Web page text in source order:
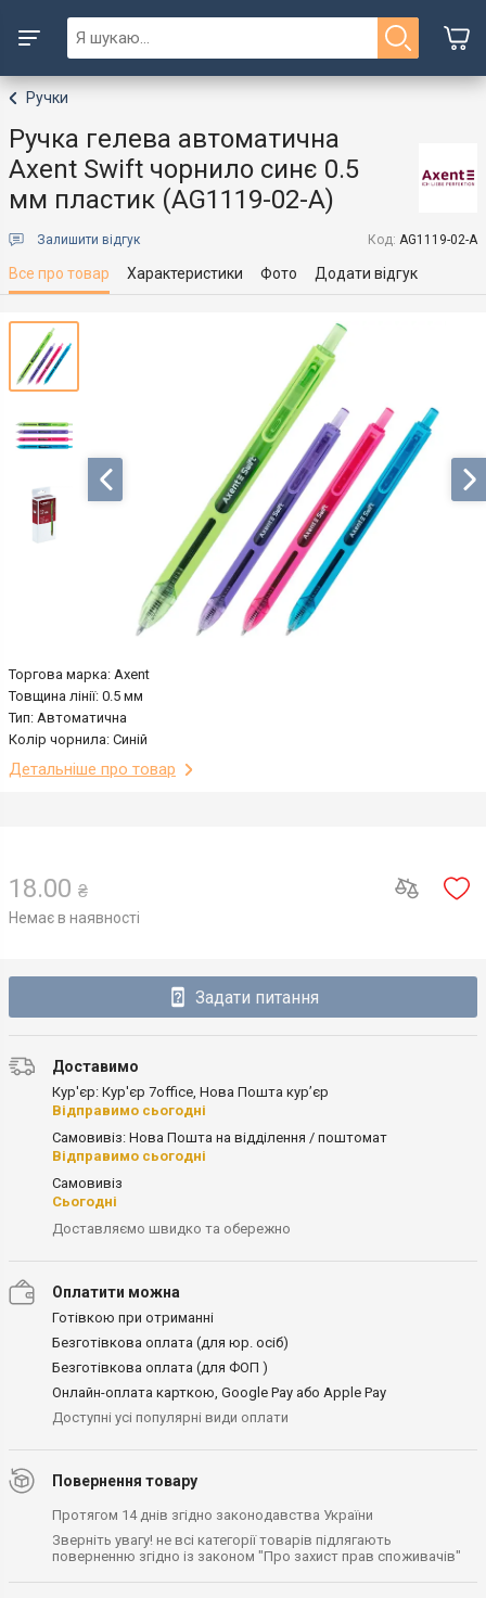
Ручки
Ручка гелева автоматична
Axent Swift чорнило синє 0.5
мм пластик (AG1119-02-A)
Залишити відгук Код: AG1119-02-A
Все про товар Характеристики Фото Додати відгук
Торгова марка: Axent
Товщина лінії: 0.5 мм
Тип: Автоматична
Колір чорнила: Синій
Детальніше про товар
18.00 ₴
Немає в наявності
Задати питання
Доставимо
Кур'єр: Кур'єр 7office, Нова Пошта кур’єр
Відправимо сьогодні
Самовивіз: Нова Пошта на відділення / поштомат
Відправимо сьогодні
Самовивіз
Сьогодні
Доставляємо швидко та обережно
Оплатити можна
Готівкою при отриманні
Безготівкова оплата (для юр. осіб)
Безготівкова оплата (для ФОП )
Онлайн-оплата карткою, Google Pay або Apple Pay
Доступні усі популярні види оплати
Повернення товару
Протягом 14 днів згідно законодавства України
Зверніть увагу! не всі категорії товарів підлягають
поверненню згідно із законом "Про захист прав споживачів"